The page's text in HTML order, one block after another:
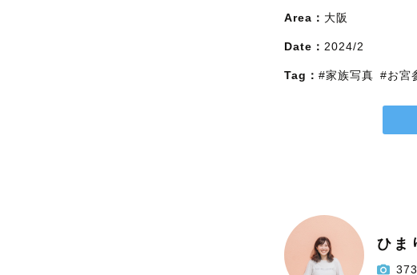
Area： 大阪
Date： 2024/2
Tag： #家族写真 #お宮
ひま